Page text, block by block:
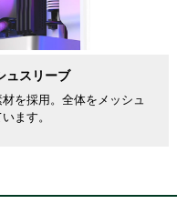
ュスリーブ
を採用。全体をメッシュ
ます。